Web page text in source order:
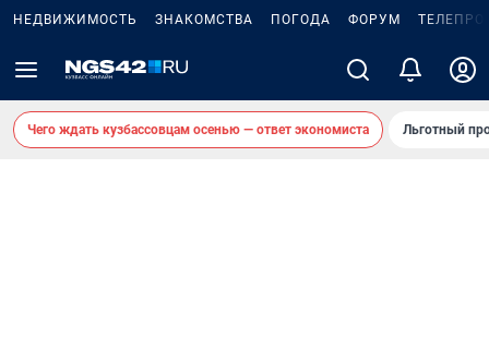
НЕДВИЖИМОСТЬ ЗНАКОМСТВА ПОГОДА ФОРУМ
Чего ждать кузбассовцам осенью — ответ экономиста Льготный